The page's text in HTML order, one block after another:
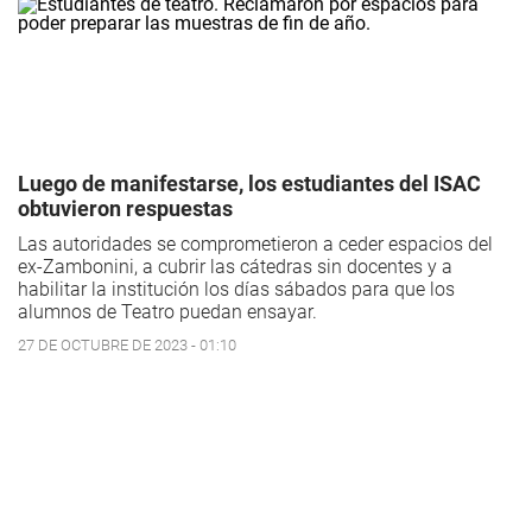
Luego de manifestarse, los estudiantes del ISAC
obtuvieron respuestas
Las autoridades se comprometieron a ceder espacios del
ex-Zambonini, a cubrir las cátedras sin docentes y a
habilitar la institución los días sábados para que los
alumnos de Teatro puedan ensayar.
27 DE OCTUBRE DE 2023 - 01:10